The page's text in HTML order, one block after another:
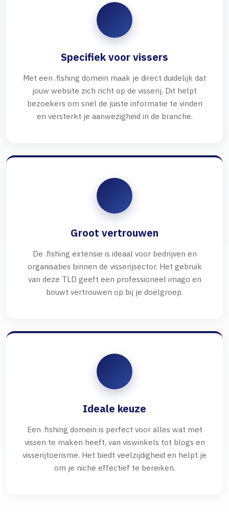
Specifiek voor vissers
Met een .fishing domein maak je direct duidelijk dat
jouw website zich richt op de visserij. Dit helpt
bezoekers om snel de juiste informatie te vinden
en versterkt je aanwezigheid in de branche.
Groot vertrouwen
De .fishing extensie is ideaal voor bedrijven en
organisaties binnen de visserijsector. Het gebruik
van deze TLD geeft een professioneel imago en
bouwt vertrouwen op bij je doelgroep.
Ideale keuze
Een .fishing domein is perfect voor alles wat met
vissen te maken heeft, van viswinkels tot blogs en
visserijtoerisme. Het biedt veelzijdigheid en helpt je
om je niche effectief te bereiken.